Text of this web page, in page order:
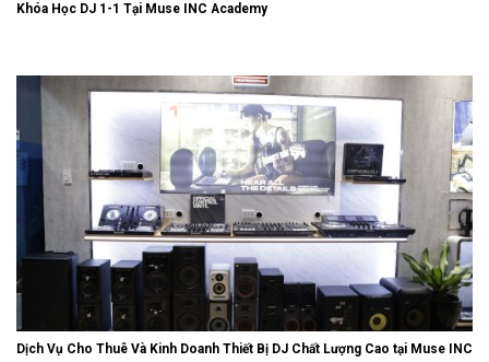
Khóa Học DJ 1-1 Tại Muse INC Academy
Dịch Vụ Cho Thuê Và Kinh Doanh Thiết Bị DJ Chất Lượng Cao tại Muse INC